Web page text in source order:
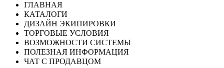
ГЛАВНАЯ
КАТАЛОГИ
ДИЗАЙН ЭКИПИРОВКИ
ТОРГОВЫЕ УСЛОВИЯ
ВОЗМОЖНОСТИ СИСТЕМЫ
ПОЛЕЗНАЯ ИНФОРМАЦИЯ
ЧАТ С ПРОДАВЦОМ